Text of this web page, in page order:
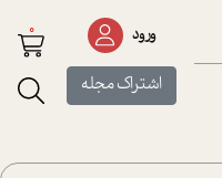
ورود
اشتراک مجله
0